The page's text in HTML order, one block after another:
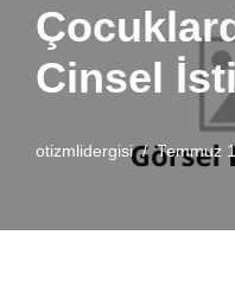
Cinsel
otizmlidergisi Temmuz